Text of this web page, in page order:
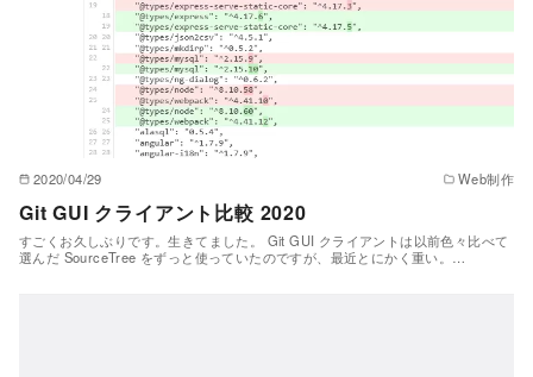
2020/04/29 Web制作
Git GUI クライアント比較 2020
すごくお久しぶりです。生きてました。 Git GUI クライアントは以前色々比べて
選んだ SourceTree をずっと使っていたのですが、最近とにかく重い。…